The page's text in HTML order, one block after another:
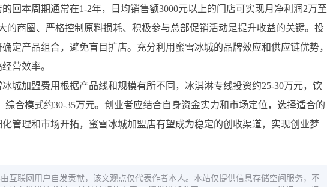
本周期通常在1-2年，日均销售额3000元以上的门店可实现月净利润2万至
的商圈、严格控制原料损耗、积极参与总部促销活动是提升收益的关键。投
定产品组合，避免盲目扩店。充分利用蜜雪冰城的品牌效应和供应链优势，
营效率。
加盟费用根据产品线和规模有所不同，冰淇淋专线投资约25-30万元，饮
综合模式约30-35万元。创业者应结合自身资金实力和市场定位，选择适合的
管理和市场开拓，蜜雪冰城加盟店有望成为稳定的创收渠道，实现创业梦
互联网用户自发贡献，该文观点仅代表作者本人。本站仅提供信息存储空间服务，不